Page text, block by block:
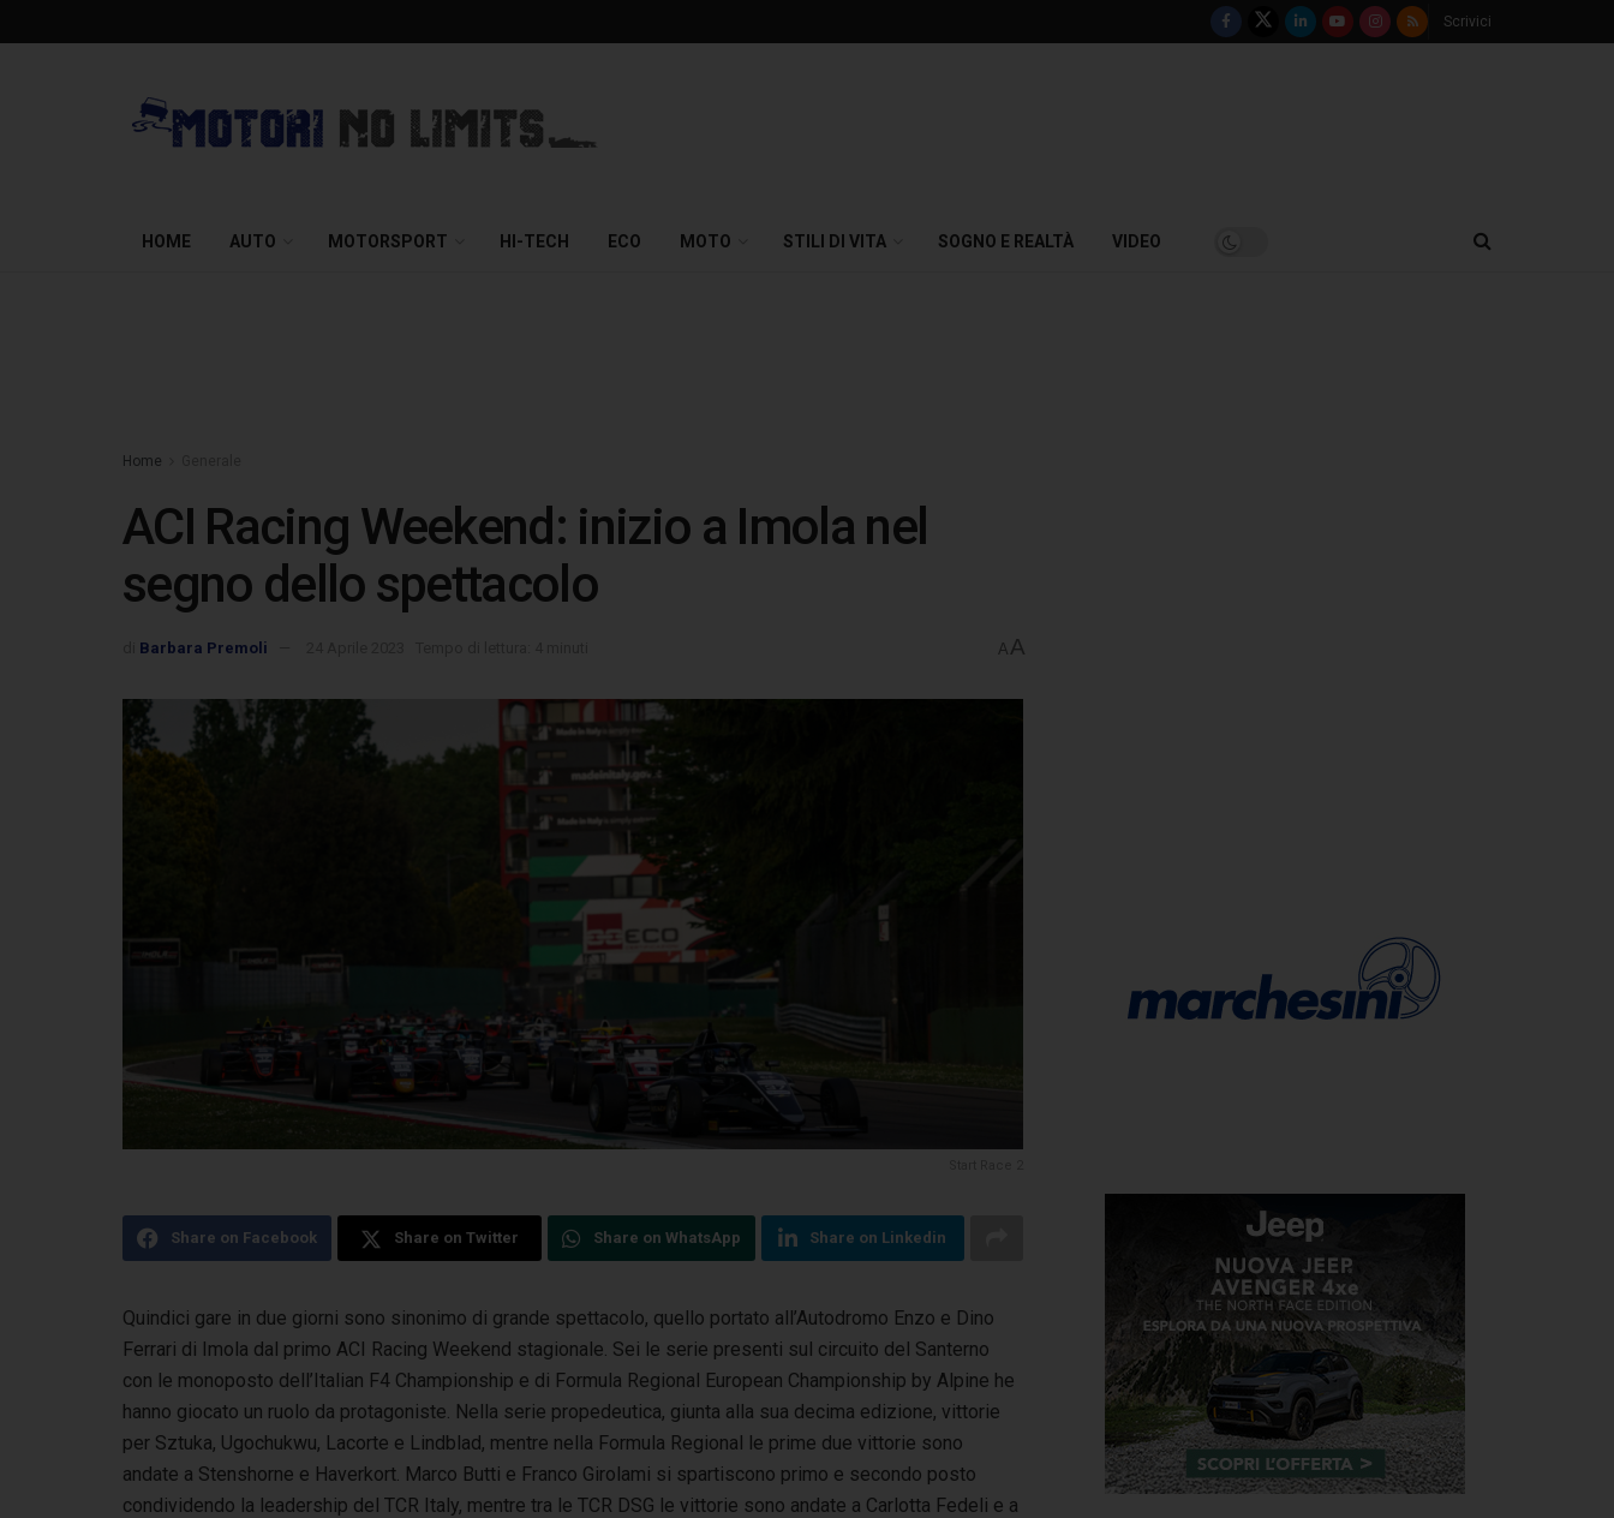
Scrivici
HOME AUTO MOTORSPORT HI-TECH ECO MOTO STILI DI VITA SOGNO E REALTÀ VIDEO
Home
ACI Racing Weekend: inizio a Imola nel
segno dello spettacolo
Barbara Premoli A A
Share on Facebook Share on Twitter Share on WhatsApp Share on Linkedin
Quindici gare in due giorni sono sinonimo di grande spettacolo, quello portato all’Autodromo Enzo e Dino
Ferrari di Imola dal primo ACI Racing Weekend stagionale. Sei le serie presenti sul circuito del Santerno
con le monoposto dell’Italian F4 Championship e di Formula Regional European Championship by Alpine he
hanno giocato un ruolo da protagoniste. Nella serie propedeutica, giunta alla sua decima edizione, vittorie
per Sztuka, Ugochukwu, Lacorte e Lindblad, mentre nella Formula Regional le prime due vittorie sono
andate a Stenshorne e Haverkort. Marco Butti e Franco Girolami si spartiscono primo e secondo posto
condividendo la leadership del TCR Italy, mentre tra le TCR DSG le vittorie sono andate a Carlotta Fedeli e a